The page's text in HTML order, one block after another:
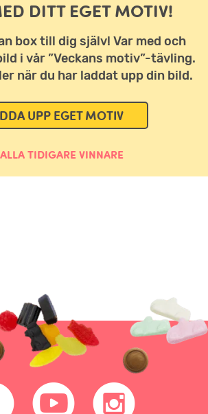
DITT EGET MOTIV!
box till dig själv! Var med och
i vår ”Veckans motiv”-tävling.
när du har laddat upp din bild.
UPP EGET MOTIV
TIDIGARE VINNARE